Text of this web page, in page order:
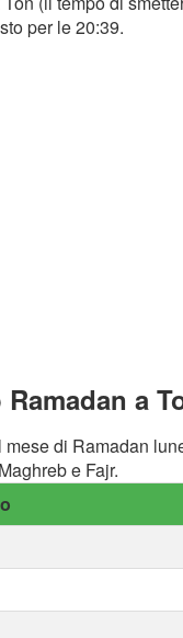
per le 20:39.
a
di Ramadan
e Fajr.